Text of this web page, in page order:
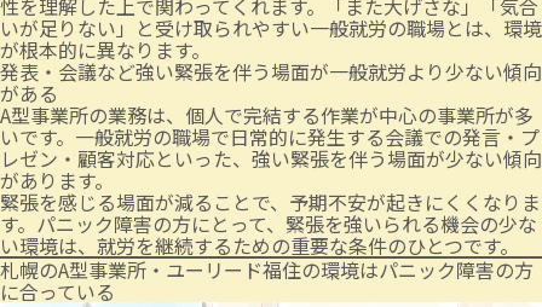
いが足りない」と受け取られやすい一般就労の職場とは、環境
が根本的に異なります。
発表・会議など強い緊張を伴う場面が一般就労より少ない傾向
がある
A型事業所の業務は、個人で完結する作業が中心の事業所が多
いです。一般就労の職場で日常的に発生する会議での発言・プ
レゼン・顧客対応といった、強い緊張を伴う場面が少ない傾向
があります。
緊張を感じる場面が減ることで、予期不安が起きにくくなりま
す。パニック障害の方にとって、緊張を強いられる機会の少な
い環境は、就労を継続するための重要な条件のひとつです。
札幌のA型事業所・ユーリード福住の環境はパニック障害の方
に合っている